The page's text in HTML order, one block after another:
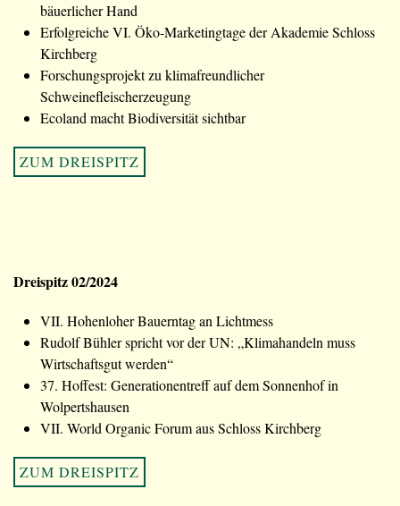
bäuerlicher Hand
Erfolgreiche VI. Öko-Marketingtage der Akademie Schloss
Kirchberg
Forschungsprojekt zu klimafreundlicher
Schweinefleischerzeugung
Ecoland macht Biodiversität sichtbar
ZUM DREISPITZ
Dreispitz 02/2024
VII. Hohenloher Bauerntag an Lichtmess
Rudolf Bühler spricht vor der UN: „Klimahandeln muss
Wirtschaftsgut werden“
37. Hoffest: Generationentreff auf dem Sonnenhof in
Wolpertshausen
VII. World Organic Forum aus Schloss Kirchberg
ZUM DREISPITZ